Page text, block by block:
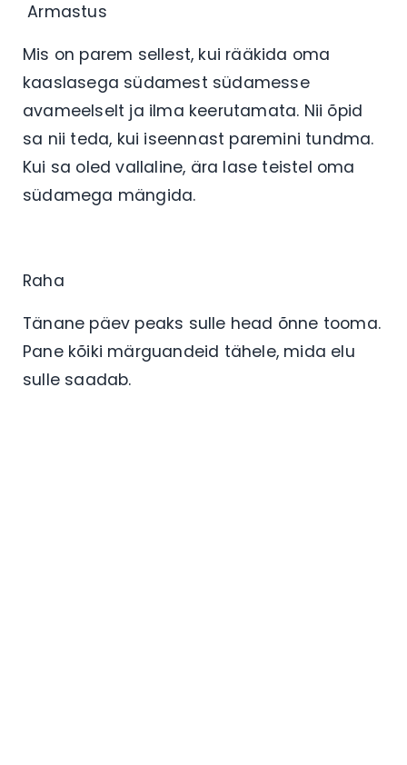
Armastus
Mis on parem sellest, kui rääkida oma
kaaslasega südamest südamesse
avameelselt ja ilma keerutamata. Nii õpid
sa nii teda, kui iseennast paremini tundma.
Kui sa oled vallaline, ära lase teistel oma
südamega mängida.
Raha
Tänane päev peaks sulle head õnne tooma.
Pane kõiki märguandeid tähele, mida elu
sulle saadab.